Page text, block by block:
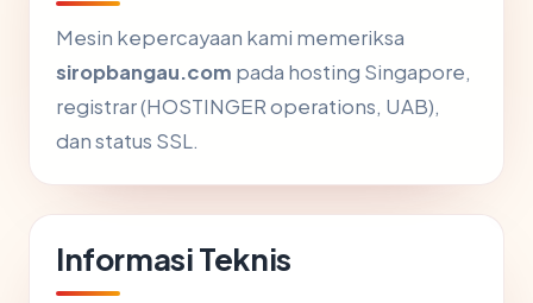
Mesin kepercayaan kami memeriksa
siropbangau.com pada hosting Singapore,
registrar (HOSTINGER operations, UAB),
dan status SSL.
Informasi Teknis